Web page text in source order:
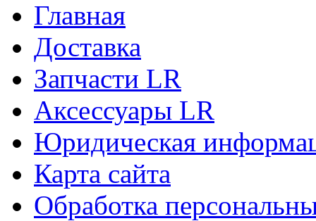
Главная
Доставка
Запчасти LR
Аксессуары LR
Юридическая
Карта сайта
Обработка